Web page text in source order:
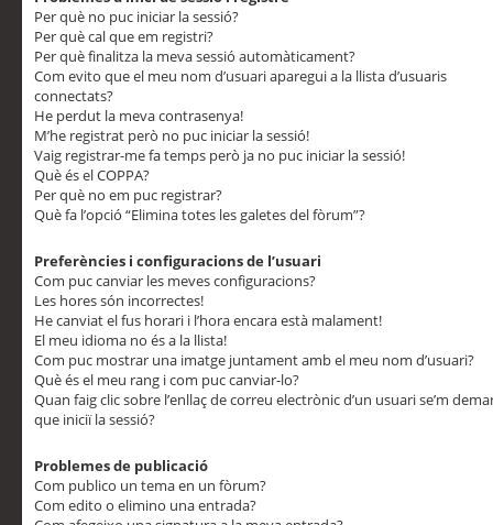
Per què no puc iniciar la sessió?
Per què cal que em registri?
Per què finalitza la meva sessió automàticament?
Com evito que el meu nom d’usuari aparegui a la llista d’usuaris
connectats?
He perdut la meva contrasenya!
M’he registrat però no puc iniciar la sessió!
Vaig registrar-me fa temps però ja no puc iniciar la sessió!
Què és el COPPA?
Per què no em puc registrar?
Què fa l’opció “Elimina totes les galetes del fòrum”?
Preferències i configuracions de l’usuari
Com puc canviar les meves configuracions?
Les hores són incorrectes!
He canviat el fus horari i l’hora encara està malament!
El meu idioma no és a la llista!
Com puc mostrar una imatge juntament amb el meu nom d’usuari?
Què és el meu rang i com puc canviar-lo?
Quan faig clic sobre l’enllaç de correu electrònic d’un usuari se’m
que iniciï la sessió?
Problemes de publicació
Com publico un tema en un fòrum?
Com edito o elimino una entrada?